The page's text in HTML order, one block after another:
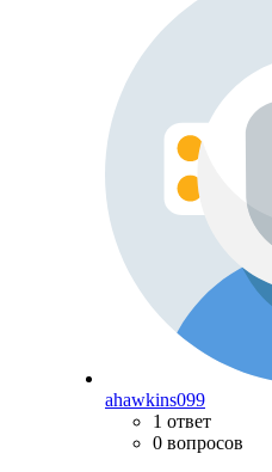
ahawkins099
1 ответ
0 вопросов